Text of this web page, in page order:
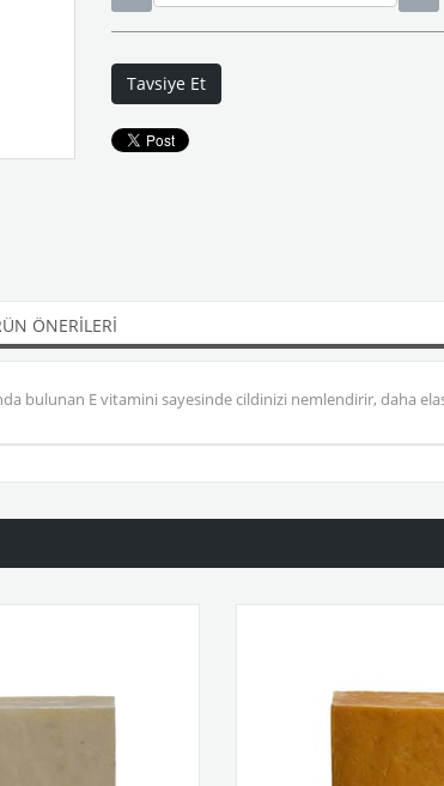
Tavsiye Et
ÖNERILERI
bulunan E vitamini sayesinde cildinizi nemlendirir, daha